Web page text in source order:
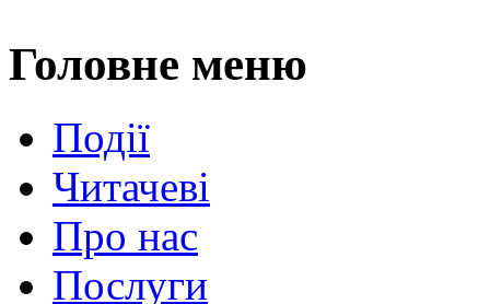
Головне меню
Події
Читачеві
Про нас
Послуги